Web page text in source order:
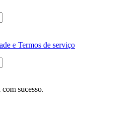
e Termos de serviço
sucesso.